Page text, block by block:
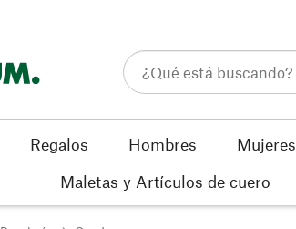
Regalos Hombres Mujeres
Maletas y Artículos de cuero